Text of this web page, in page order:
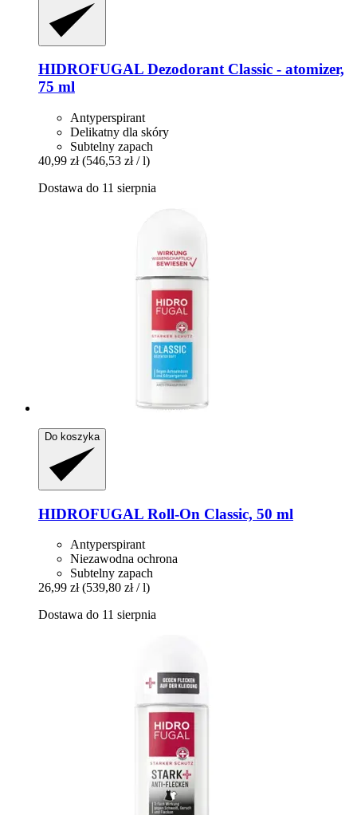
HIDROFUGAL Dezodorant Classic -​ atomizer,
75 ml
Antyperspirant
Delikatny dla skóry
Subtelny zapach
40,99 zł (546,53 zł / l)
Dostawa do 11 sierpnia
Do koszyka
HIDROFUGAL Roll-​On Classic, 50 ml
Antyperspirant
Niezawodna ochrona
Subtelny zapach
26,99 zł (539,80 zł / l)
Dostawa do 11 sierpnia